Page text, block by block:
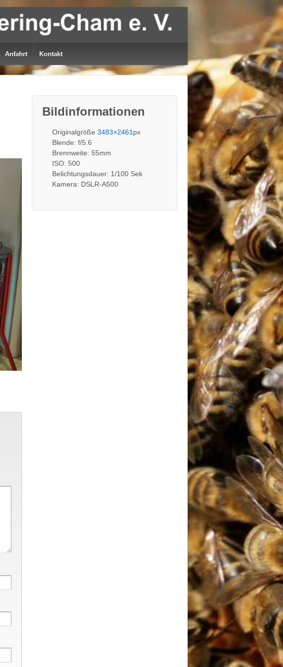
Anfahrt Kontakt
Bildinformationen
Originalgröße3483×2461px
Blende: f/5.6
Brennweite: 55mm
ISO: 500
Belichtungsdauer: 1/100 Sek
Kamera: DSLR-A500